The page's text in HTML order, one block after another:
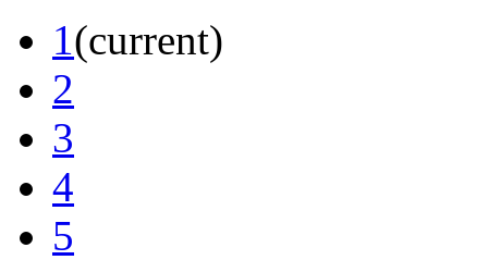
1(current)
2
3
4
5